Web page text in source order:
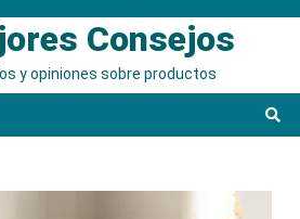
Consejos
y opiniones sobre productos